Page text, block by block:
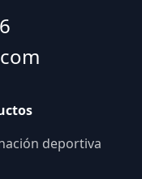
deportiva